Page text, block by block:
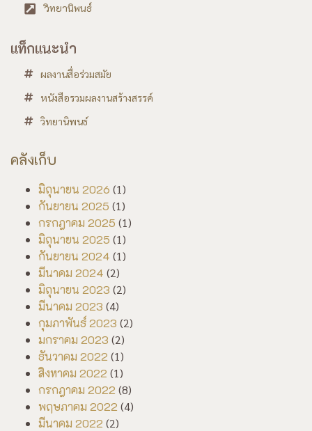
วิทยานิพนธ์
แท็กแนะนำ
ผลงานสื่อร่วมสมัย
หนังสือรวมผลงานสร้างสรรค์
วิทยานิพนธ์
คลังเก็บ
มิถุนายน 2026 (1)
กันยายน 2025 (1)
กรกฎาคม 2025 (1)
มิถุนายน 2025 (1)
กันยายน 2024 (1)
มีนาคม 2024 (2)
มิถุนายน 2023 (2)
มีนาคม 2023 (4)
กุมภาพันธ์ 2023 (2)
มกราคม 2023 (2)
ธันวาคม 2022 (1)
สิงหาคม 2022 (1)
กรกฎาคม 2022 (8)
พฤษภาคม 2022 (4)
มีนาคม 2022 (2)